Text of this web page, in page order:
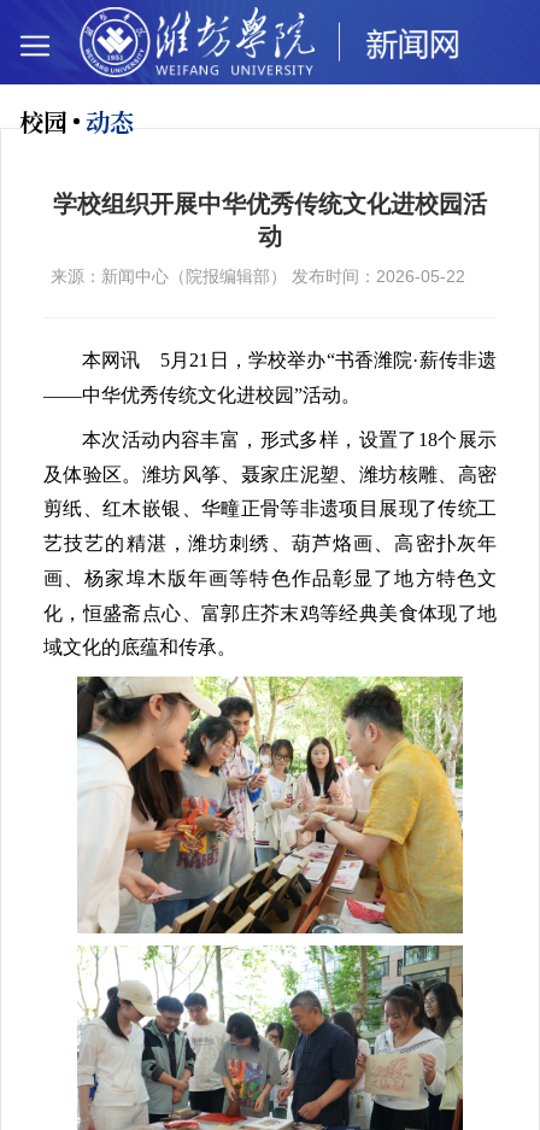
校园 动态
学校组织开展中华优秀传统文化进校园活
动
来源：新闻中心（院报编辑部） 发布时间：2026-05-22
本网讯 5月21日，学校举办“书香潍院·薪传非遗
——中华优秀传统文化进校园”活动。
本次活动内容丰富，形式多样，设置了18个展示
及体验区。潍坊风筝、聂家庄泥塑、潍坊核雕、高密
剪纸、红木嵌银、华疃正骨等非遗项目展现了传统工
艺技艺的精湛，潍坊刺绣、葫芦烙画、高密扑灰年
画、杨家埠木版年画等特色作品彰显了地方特色文
化，恒盛斋点心、富郭庄芥末鸡等经典美食体现了地
域文化的底蕴和传承。